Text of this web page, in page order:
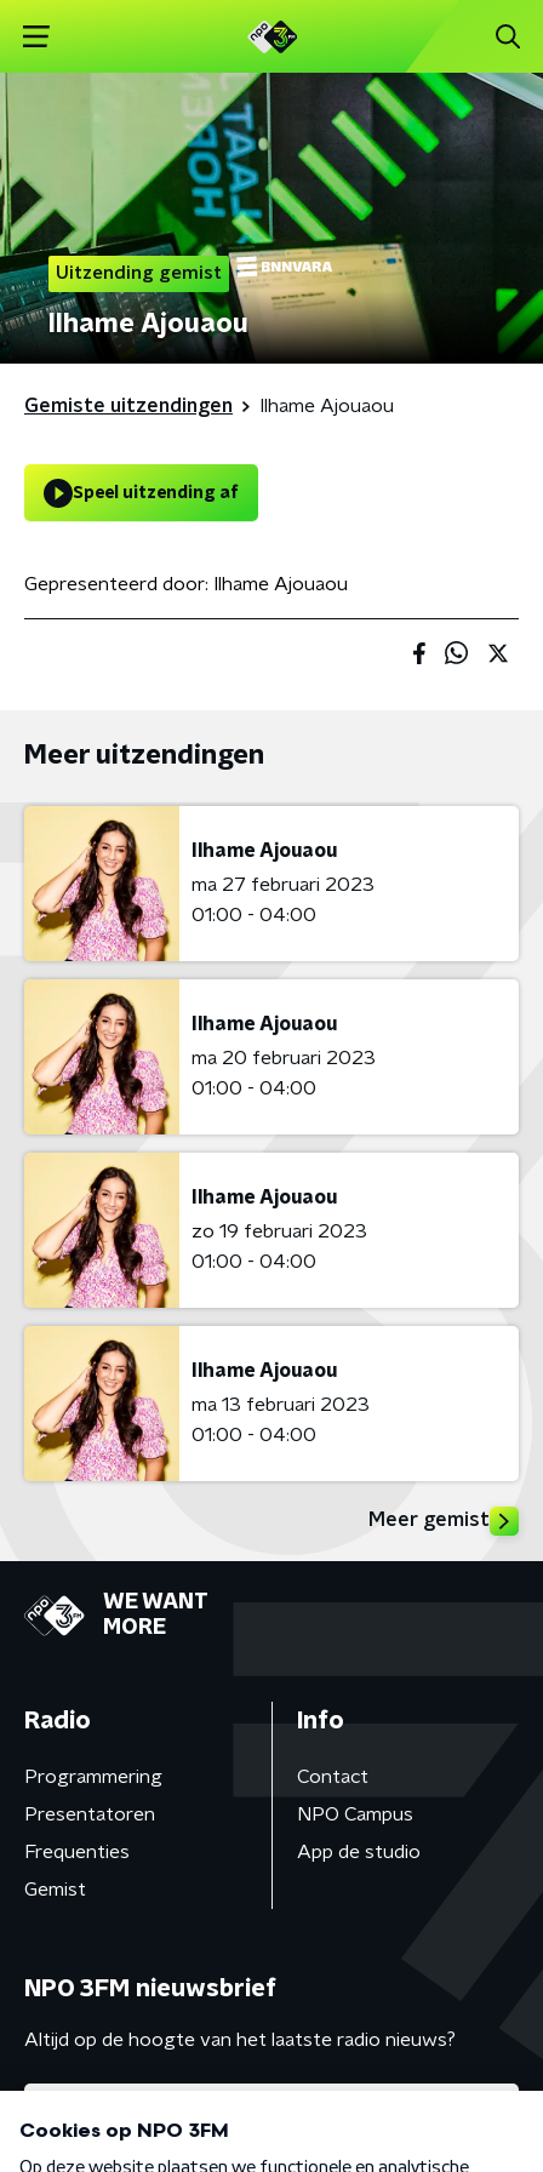
Uitzending gemist
Ilhame Ajouaou
Gemiste uitzendingen Ilhame Ajouaou
Speel uitzending af
Gepresenteerd door: Ilhame Ajouaou
Meer uitzendingen
Ilhame Ajouaou
ma 27 februari 2023
01:00 - 04:00
Ilhame Ajouaou
ma 20 februari 2023
01:00 - 04:00
Ilhame Ajouaou
zo 19 februari 2023
01:00 - 04:00
Ilhame Ajouaou
ma 13 februari 2023
01:00 - 04:00
Meer gemist
WE WANT
MORE
Radio
Programmering
Presentatoren
Frequenties
Gemist
Info
Contact
NPO Campus
App de studio
NPO 3FM nieuwsbrief
Altijd op de hoogte van het laatste radio nieuws?